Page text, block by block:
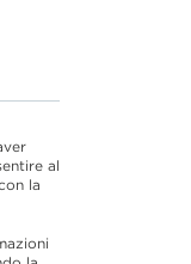
al
la